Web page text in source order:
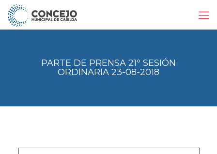
PARTE DE PRENSA 21º SESIÓN
ORDINARIA 23-08-2018